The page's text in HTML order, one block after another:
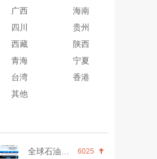
广西
海南
四川
贵州
西藏
陕西
青海
宁夏
台湾
香港
其他
6025
全球石油化工网